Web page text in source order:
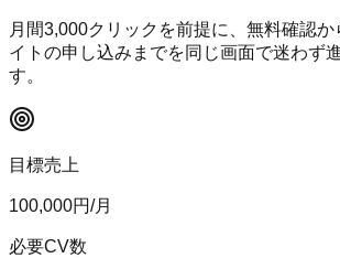
月間3,000クリックを前提に、無料確認
イトの申し込みまでを同じ画面で迷わず
す。
目標売上
100,000円/月
必要CV数